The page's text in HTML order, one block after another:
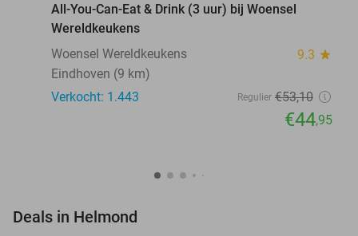
All-You-Can-Eat & Drink (3 uur) bij Woensel
Wereldkeukens
Woensel Wereldkeukens
9.3 star
Eindhoven (9 km)
Verkocht: 1.443
Regulier €53,10
€44,95
Deals in Helmond